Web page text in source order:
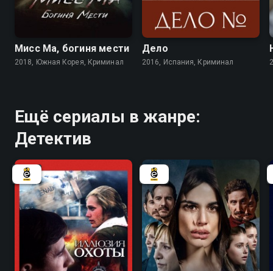
7.1
Мисс Ма, богиня мести
2018, Южная Корея, Криминал
7.2
Дело
2016, Испания, Криминал
Ещё сериалы в жанре:
Детектив